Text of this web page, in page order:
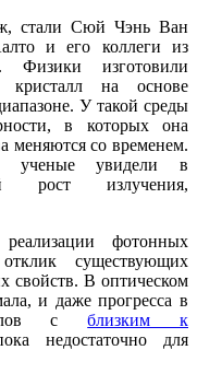
стали Сюй Чэнь Ван
и его коллеги из
изготовили
кристалл на основе
У такой среды
в которых она
меняются со временем.
ученые увидели в
рост излучения,
фотонных
существующих
свойств. В оптическом
и даже прогресса в
сблизким к
недостаточно для